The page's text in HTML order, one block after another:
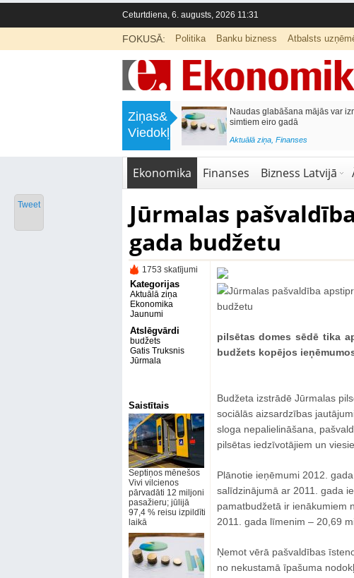
Ceturtdiena, 6. augusts, 2026 11:31
FOKUSĀ: Politika Banku bizness Atbalsts
Ziņas&
Viedokļi
Septiņos mēnešos Vivi vilcienos
pārvadāti 12 miljoni pasažieru; jūlijā
Naudas glabāšana mājās var
simtiem eiro gadā
Aktuālā ziņa, Finanses
Ekonomika Finanses Bizness Latvijā
Jūrmalas
gada budžetu
1753 skatījumi
Kategorijas
Aktuālā ziņa
Ekonomika
Jaunumi
Atslēgvārdi
budžets
Gatis Truksnis
Jūrmala
Saistītais
Septiņos mēnešos
Vivi vilcienos
pārvadāti 12 miljoni
pasažieru; jūlijā
97,4 % reisu izpildīti
laikā
pilsētas domes sēdē tika
budžets kopējos
Budžeta izstrādē Jūrmalas
sociālās aizsardzības
sloga nepalielināšana,
pilsētas iedzīvotājiem un
Plānotie ieņēmumi 2012.
salīdzinājumā ar 2011. gada
pamatbudžetā ir ienākumiem
2011. gada līmenim – 20,69
Ņemot vērā pašvaldības
no nekustamā īpašuma
Tweet